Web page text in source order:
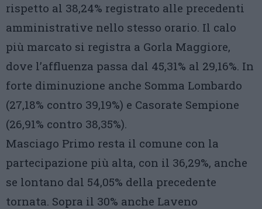
rispetto al 38,24% registrato alle precedenti
amministrative nello stesso orario. Il calo
più marcato si registra a Gorla Maggiore,
dove l’affluenza passa dal 45,31% al 29,16%. In
forte diminuzione anche Somma Lombardo
(27,18% contro 39,19%) e Casorate Sempione
(26,91% contro 38,35%).
Masciago Primo resta il comune con la
partecipazione più alta, con il 36,29%, anche
se lontano dal 54,05% della precedente
tornata. Sopra il 30% anche Laveno